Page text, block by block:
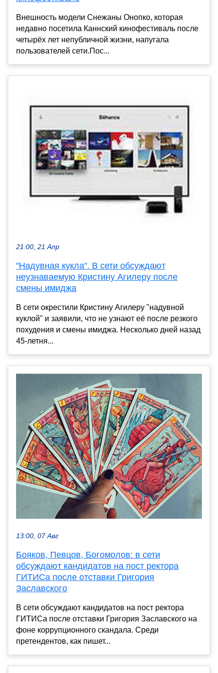
Внешность модели Снежаны Онопко, которая
недавно посетила Каннский кинофестиваль после
четырёх лет непубличной жизни, напугала
пользователей сети.Пос...
21:00, 21 Апр
"Надувная кукла". В сети обсуждают
неузнаваемую Кристину Агилеру после
смены имиджа
В сети окрестили Кристину Агилеру "надувной
куклой" и заявили, что не узнают её после резкого
похудения и смены имиджа. Несколько дней назад
45-летня...
13:00, 07 Авг
Бояков, Певцов, Богомолов: в сети
обсуждают кандидатов на пост ректора
ГИТИСа после отставки Григория
Заславского
В сети обсуждают кандидатов на пост ректора
ГИТИСа после отставки Григория Заславского на
фоне коррупционного скандала. Среди
претендентов, как пишет...